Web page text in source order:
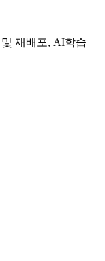
재배포, AI학습